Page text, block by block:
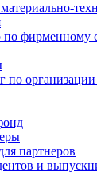
по фирменному
по
партнеров
и